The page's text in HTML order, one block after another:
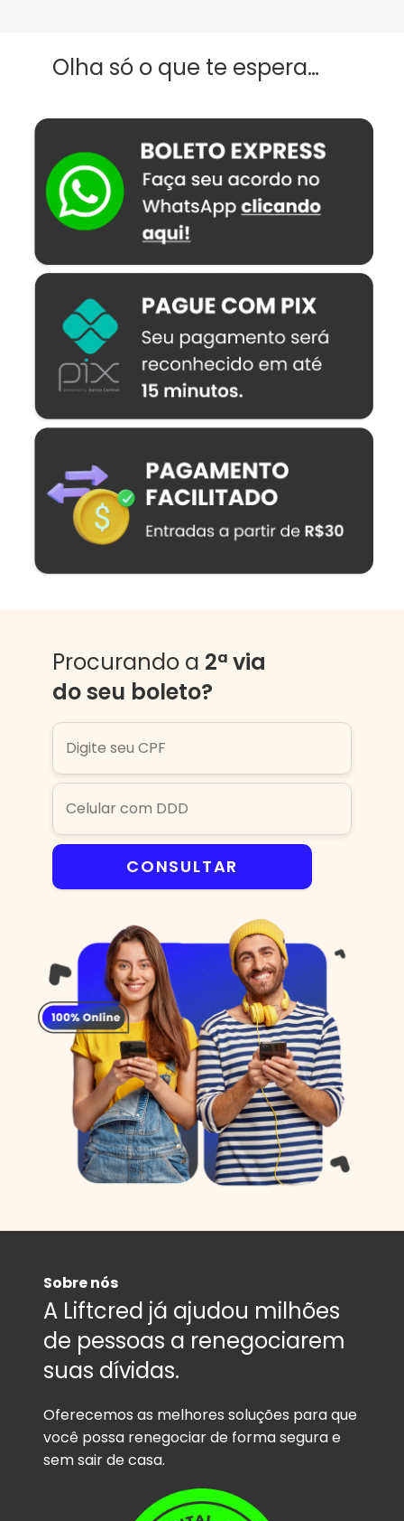
Olha só o que te espera…
Procurando a 2ª via
do seu boleto?
CONSULTAR
Sobre nós
A Liftcred já ajudou milhões
de pessoas a renegociarem
suas dívidas.
Oferecemos as melhores soluções para que
você possa renegociar de forma segura e
sem sair de casa.